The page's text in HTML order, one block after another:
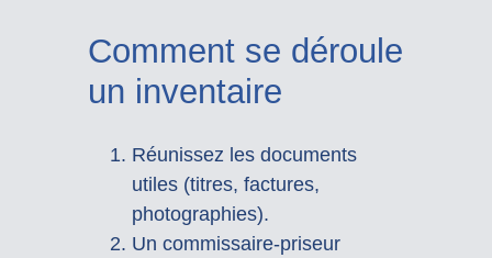
Comment se déroule
un inventaire
Réunissez les documents
utiles (titres, factures,
photographies).
Un commissaire-priseur